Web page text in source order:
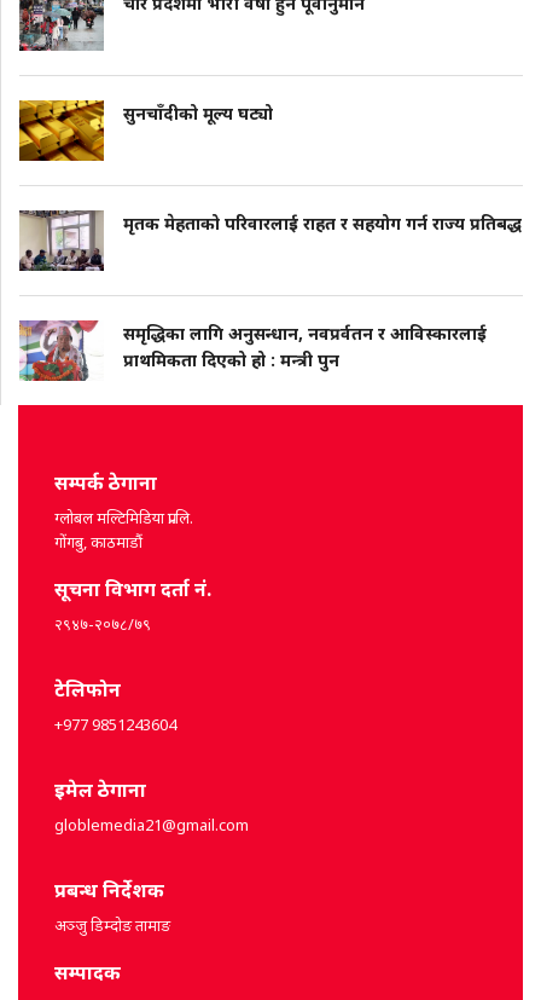
सुनचाँदीको मूल्य घट्यो
मृतक मेहताको परिवारलाई राहत र सहयोग गर्न राज्य प्रतिबद्ध
समृद्धिका लागि अनुसन्धान, नवप्रर्वतन र आविस्कारलाई
प्राथमिकता दिएको हो : मन्त्री पुन
सम्पर्क ठेगाना
ग्लोबल मल्टिमिडिया प्रा.लि.
गोंगबु, काठमाडौं
सूचना विभाग दर्ता नं.
२९४७-२०७८/७९
टेलिफोन
+977 9851243604
इमेल ठेगाना
globlemedia21@gmail.com
प्रबन्ध निर्देशक
अञ्जु डिम्दोङ तामाङ
सम्पादक